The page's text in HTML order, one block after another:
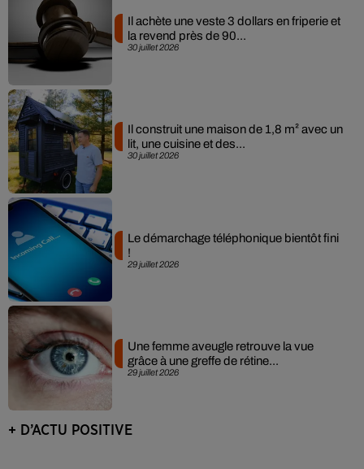
30 juillet 2026
Il achète une veste 3 dollars en friperie et
la revend près de 90...
30 juillet 2026
Il construit une maison de 1,8 m² avec un
lit, une cuisine et des...
29 juillet 2026
Le démarchage téléphonique bientôt fini
!
29 juillet 2026
Une femme aveugle retrouve la vue
grâce à une greffe de rétine...
+ D’ACTU POSITIVE